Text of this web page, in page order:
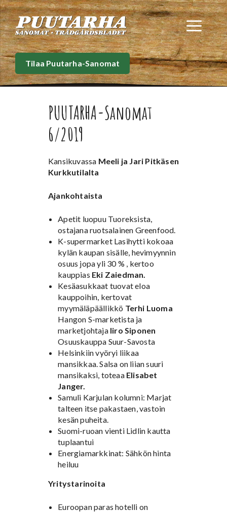
Siirry
sisältöön
Tilaa Puutarha-Sanomat
PUUTARHA-Sanomat
6/2019
Kansikuvassa Meeli ja Jari Pitkäsen
Kurkkutilalta
Ajankohtaista
Apetit luopuu Tuoreksista,
ostajana ruotsalainen Greenfood.
K-supermarket Lasihytti kokoaa
kylän kaupan sisälle, hevimyynnin
osuus jopa yli 30 % , kertoo
kauppias Eki Zaiedman.
Kesäasukkaat tuovat eloa
kauppoihin, kertovat
myymäläpäällikkö Terhi Luoma
Hangon S-marketista ja
marketjohtaja Iiro Siponen
Osuuskauppa Suur-Savosta
Helsinkiin vyöryi liikaa
mansikkaa. Salsa on liian suuri
mansikaksi, toteaa Elisabet
Janger.
Samuli Karjulan kolumni: Marjat
talteen itse pakastaen, vastoin
kesän puheita.
Suomi-ruoan vienti Lidlin kautta
tuplaantui
Energiamarkkinat: Sähkön hinta
heiluu
Yritystarinoita
Euroopan paras hotelli on